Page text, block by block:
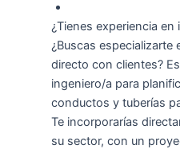
¿Tienes experiencia
¿Buscas especializarte
directo con clientes?
ingeniero/a para
conductos y tuberías
Te incorporarías
su sector, con un